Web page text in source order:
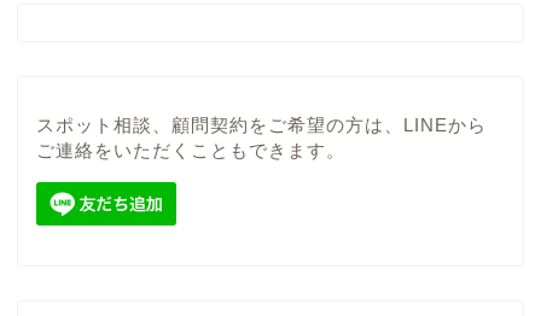
スポット相談、顧問契約をご希望の方は、LINEから
ご連絡をいただくこともできます。